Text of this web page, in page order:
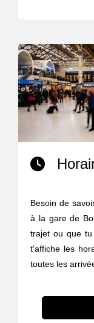
Besoin de
à la gare de
trajet ou que tu
t'affiche les
toutes les